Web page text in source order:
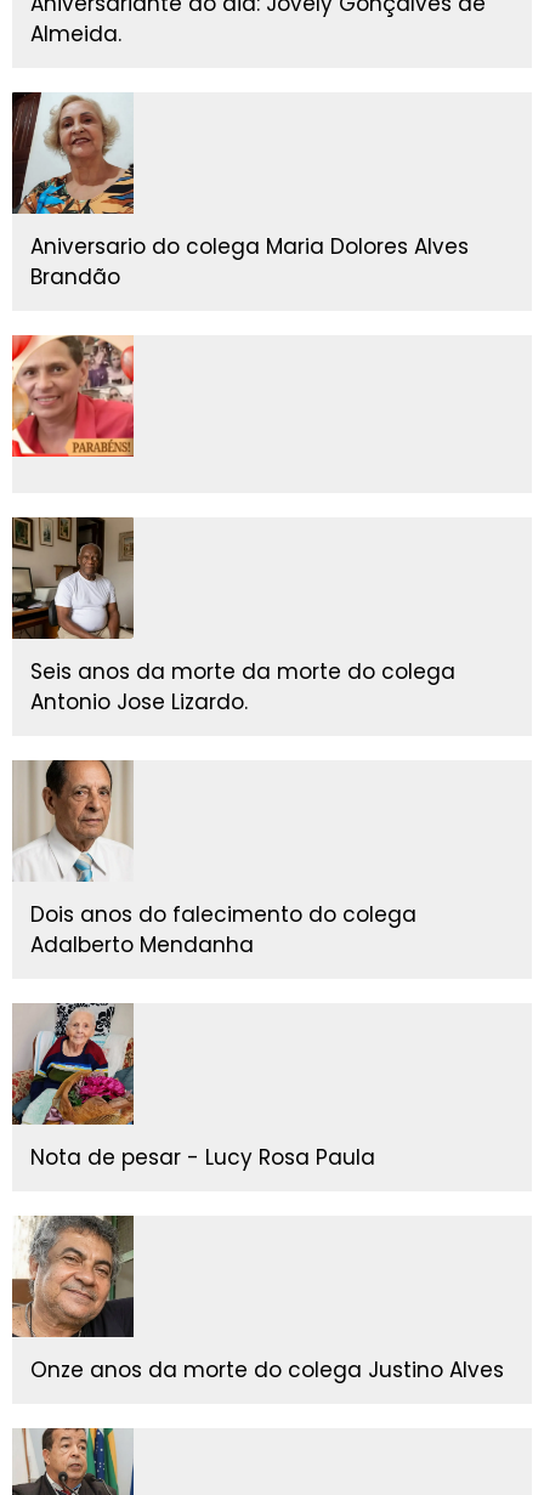
Almeida.
Aniversario do colega Maria Dolores Alves
Brandão
Seis anos da morte da morte do colega
Antonio Jose Lizardo.
Dois anos do falecimento do colega
Adalberto Mendanha
Nota de pesar - Lucy Rosa Paula
Onze anos da morte do colega Justino Alves